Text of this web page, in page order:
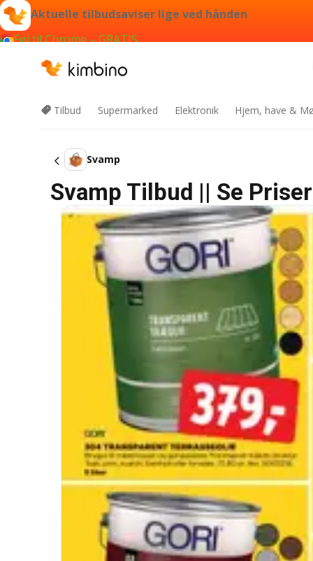
Aktuelle tilbudsaviser lige ved hånden
Føj til Chrome – GRATIS
Tilbud Supermarked Elektronik Hjem, have &
Svamp
Svamp Tilbud || Se